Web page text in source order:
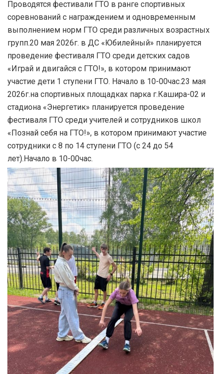
Проводятся фестивали ГТО в ранге спортивных
соревнований с награждением и одновременным
выполнением норм ГТО среди различных возрастных
групп.20 мая 2026г. в ДС «Юбилейный» планируется
проведение фестиваля ГТО среди детских садов
«Играй и двигайся с ГТО!», в котором принимают
участие дети 1 ступени ГТО. Начало в 10-00час.23 мая
2026г.на спортивных площадках парка г.Кашира-02 и
стадиона «Энергетик» планируется проведение
фестиваля ГТО среди учителей и сотрудников школ
«Познай себя на ГТО!», в котором принимают участие
сотрудники с 8 по 14 ступени ГТО (с 24 до 54
лет).Начало в 10-00час.